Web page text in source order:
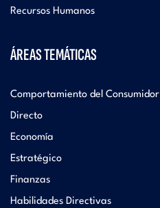
Recursos Humanos
ÁREAS TEMÁTICAS
Comportamiento del Consumidor
Directo
Economía
Estratégico
Finanzas
Habilidades Directivas